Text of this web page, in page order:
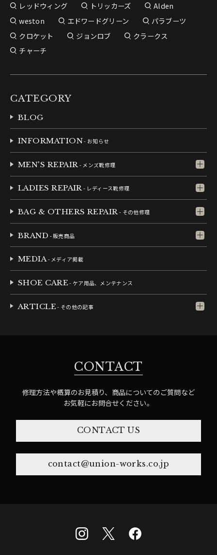
レッドウィング トリッカーズ
Alden
weston
エドワードグリーン
パラブーツ
クロケット
ジョンロブ
クラークス
チャーチ
CATEGORY
BLOG
INFORMATION- お知らせ
MEN'S REPAIR- メンズ靴修理
LADIES REPAIR- レディース靴修理
BAG & OTHERS REPAIR- その他修理
BRAND - 販売商品
MEDIA- メディア掲載
SHOE CARE- ケア用品、メンテナンス
ARTICLE- その他の記事
CONTACT
修理方法や概算のお見積り、商品についてのご質問など
お気軽にお問合せください。
CONTACT US
contact@union-works.co.jp